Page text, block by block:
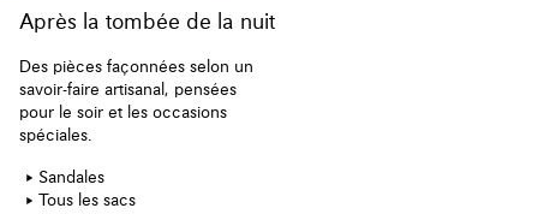
Après la tombée de la nuit
Des pièces façonnées selon un
savoir-faire artisanal, pensées
pour le soir et les occasions
spéciales.
Sandales
Tous les sacs